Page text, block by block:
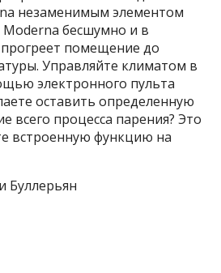
незаменимым элементом
Moderna бесшумно и в
помещение до
Управляйте климатом в
электронного пульта
оставить определенную
всего процесса парения? Это
встроенную функцию на
Буллерьян